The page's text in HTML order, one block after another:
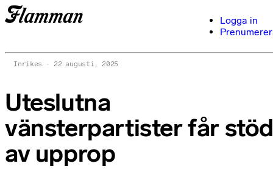
Logga in
Inrikes 22 augusti, 2025
Uteslutna
vänsterpartister får
av upprop